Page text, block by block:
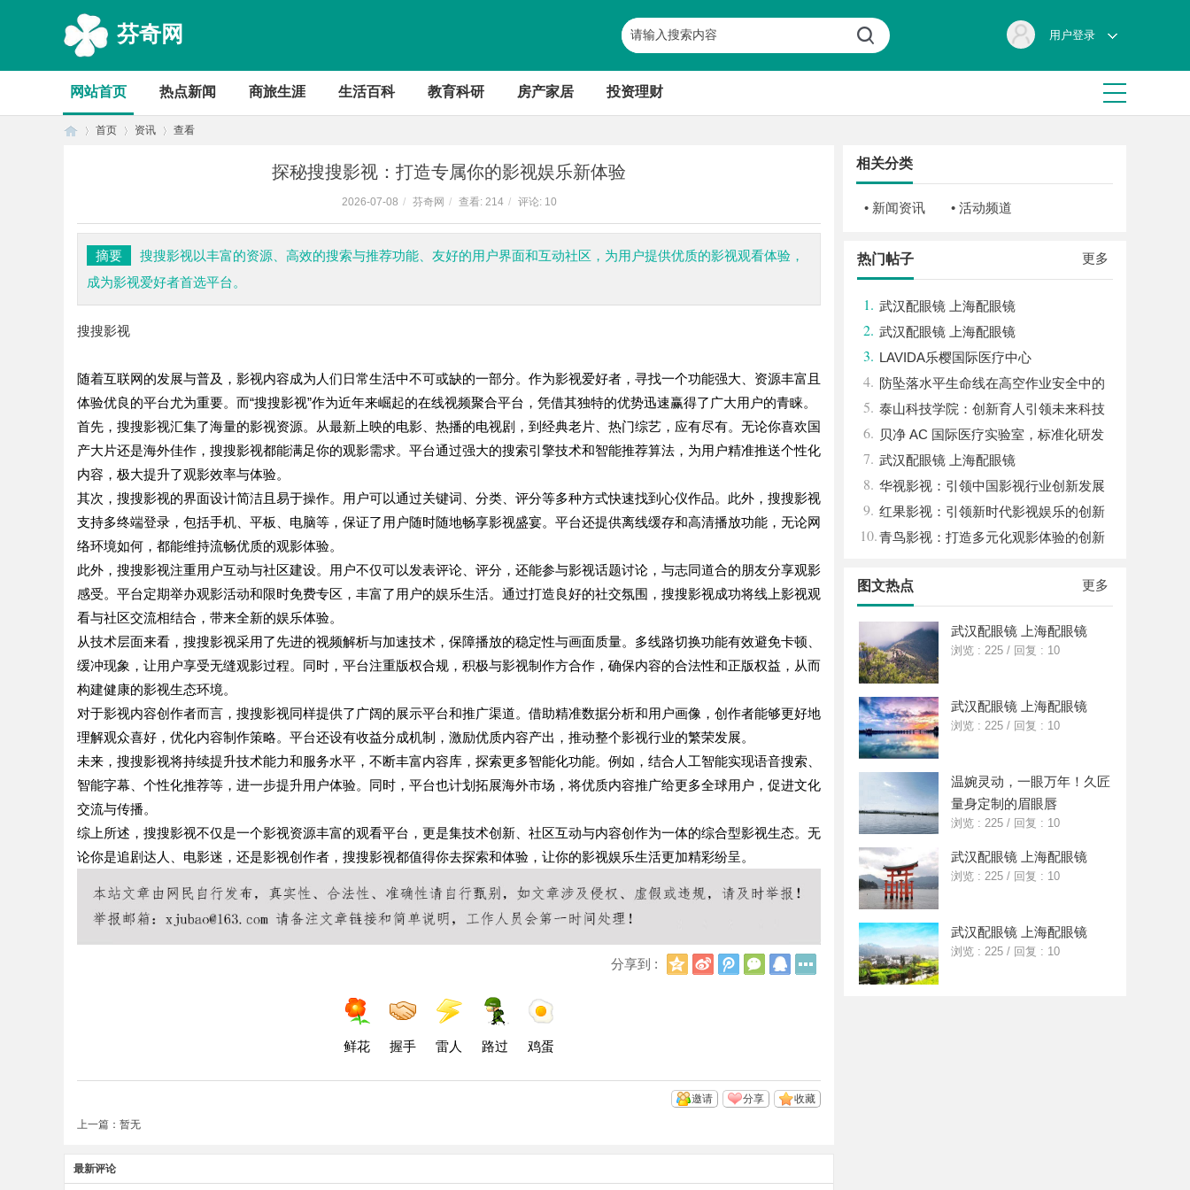
芬奇网 用户登录
网站首页 热点新闻 商旅生涯 生活百科 教育科研 房产家居 投资理财
首页 资讯 查看
探秘搜搜影视：打造专属你的影视娱乐新体验
2026-07-08 / 芬奇网 / 查看: 214 / 评论: 10
摘要
搜搜影视以丰富的资源、高效的搜索与推荐功能、友好的用户界面和互动社区，为用户提供优质的影视观看体验，
成为影视爱好者首选平台。
搜搜影视
随着互联网的发展与普及，影视内容成为人们日常生活中不可或缺的一部分。作为影视爱好者，寻找一个功能强大、资源丰富且
体验优良的平台尤为重要。而“搜搜影视”作为近年来崛起的在线视频聚合平台，凭借其独特的优势迅速赢得了广大用户的青睐。
首先，搜搜影视汇集了海量的影视资源。从最新上映的电影、热播的电视剧，到经典老片、热门综艺，应有尽有。无论你喜欢国
产大片还是海外佳作，搜搜影视都能满足你的观影需求。平台通过强大的搜索引擎技术和智能推荐算法，为用户精准推送个性化
内容，极大提升了观影效率与体验。
其次，搜搜影视的界面设计简洁且易于操作。用户可以通过关键词、分类、评分等多种方式快速找到心仪作品。此外，搜搜影视
支持多终端登录，包括手机、平板、电脑等，保证了用户随时随地畅享影视盛宴。平台还提供离线缓存和高清播放功能，无论网
络环境如何，都能维持流畅优质的观影体验。
此外，搜搜影视注重用户互动与社区建设。用户不仅可以发表评论、评分，还能参与影视话题讨论，与志同道合的朋友分享观影
感受。平台定期举办观影活动和限时免费专区，丰富了用户的娱乐生活。通过打造良好的社交氛围，搜搜影视成功将线上影视观
看与社区交流相结合，带来全新的娱乐体验。
从技术层面来看，搜搜影视采用了先进的视频解析与加速技术，保障播放的稳定性与画面质量。多线路切换功能有效避免卡顿、
缓冲现象，让用户享受无缝观影过程。同时，平台注重版权合规，积极与影视制作方合作，确保内容的合法性和正版权益，从而
构建健康的影视生态环境。
对于影视内容创作者而言，搜搜影视同样提供了广阔的展示平台和推广渠道。借助精准数据分析和用户画像，创作者能够更好地
理解观众喜好，优化内容制作策略。平台还设有收益分成机制，激励优质内容产出，推动整个影视行业的繁荣发展。
未来，搜搜影视将持续提升技术能力和服务水平，不断丰富内容库，探索更多智能化功能。例如，结合人工智能实现语音搜索、
智能字幕、个性化推荐等，进一步提升用户体验。同时，平台也计划拓展海外市场，将优质内容推广给更多全球用户，促进文化
交流与传播。
综上所述，搜搜影视不仅是一个影视资源丰富的观看平台，更是集技术创新、社区互动与内容创作为一体的综合型影视生态。无
论你是追剧达人、电影迷，还是影视创作者，搜搜影视都值得你去探索和体验，让你的影视娱乐生活更加精彩纷呈。
分享到 :
Q
新
浪
腾
讯
微
信
Q
鲜花 握手 雷人 路过 鸡蛋
收藏
分享
邀请
上一篇：暂无
最新评论
相关分类
• 新闻资讯 • 活动频道
更多
热门帖子
1. 武汉配眼镜 上海配眼镜
2. 武汉配眼镜 上海配眼镜
3. LAVIDA乐樱国际医疗中心
4. 防坠落水平生命线在高空作业安全中的
关键作用与应用解析
5. 泰山科技学院：创新育人引领未来科技
发展新高地
6. 贝净 AC 国际医疗实验室，标准化研发
体系全解析
7. 武汉配眼镜 上海配眼镜
8. 华视影视：引领中国影视行业创新发展
的先行者
9. 红果影视：引领新时代影视娱乐的创新
先锋
10.青鸟影视：打造多元化观影体验的创新
更多
图文热点
武汉配眼镜 上海配眼镜
浏览 : 225 / 回复 : 10
武汉配眼镜 上海配眼镜
浏览 : 225 / 回复 : 10
温婉灵动，一眼万年！久匠
量身定制的眉眼唇
浏览 : 225 / 回复 : 10
武汉配眼镜 上海配眼镜
浏览 : 225 / 回复 : 10
武汉配眼镜 上海配眼镜
浏览 : 225 / 回复 : 10